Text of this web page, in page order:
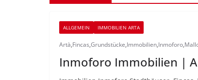
ALLGEMEIN IMMOBILIEN ARTA
Artà,Fincas,Grundstücke,Immobilien,Inmoforo,
Inmoforo Immobilien |